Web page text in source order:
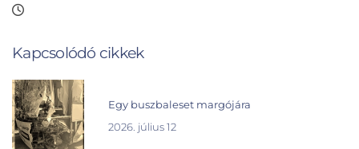
Kapcsolódó cikkek
Egy buszbaleset margójára
2026. július 12